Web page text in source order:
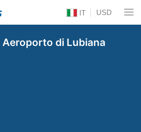
IT USD
Aeroporto di Lubiana